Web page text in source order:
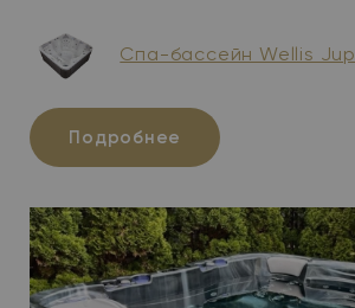
Спа-бассейн Wellis
Подробнее